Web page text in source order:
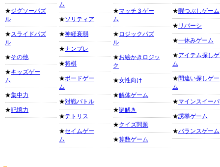
★ジグソーパズ
ル
★スライドパズ
ル
★その他
★キッズゲー
ム
★集中力
★記憶力
ム
★ソリティア
★神経衰弱
★ナンプレ
★将棋
★ボードゲー
ム
★対戦バトル
★テトリス
★セイムゲー
ム
★マッチ３ゲー
ム
★ ロジックパズ
ル
★お絵かきロジッ
ク
★女性向け
★解体ゲーム
★謎解き
★クイズ問題
★算数ゲーム
★暇つぶしゲーム
★ リバーシ
★一休みゲーム
★アイテム探し
ム
★間違い探しゲー
ム
★マインスイーパ
★誘導ゲーム
★バランスゲーム